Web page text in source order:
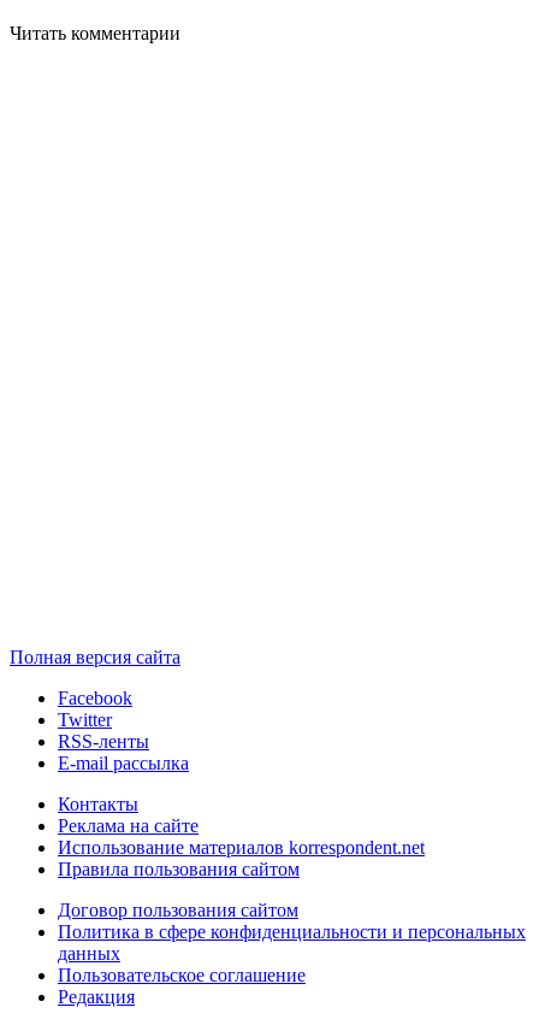
Читать комментарии
Полная версия сайта
Facebook
Twitter
RSS-ленты
E-mail рассылка
Контакты
Реклама на сайте
Использование материалов korrespondent.net
Правила пользования сайтом
Договор пользования сайтом
Политика в сфере конфиденциальности и персональных
данных
Пользовательское соглашение
Редакция